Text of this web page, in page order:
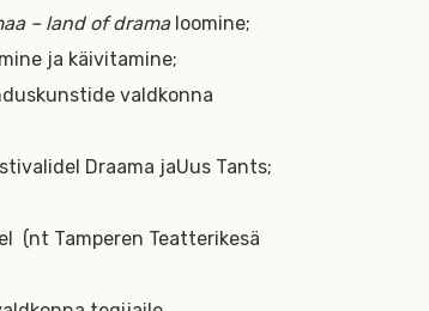
– land of drama loomine;
ja käivitamine;
valdkonna
Draama jaUus Tants;
(nt Tamperen Teatterikesä